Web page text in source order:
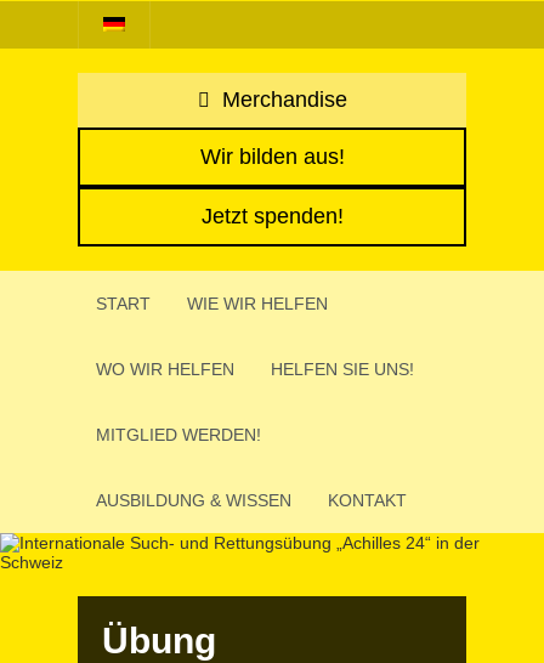
Merchandise
Wir bilden aus!
Jetzt spenden!
START WIE WIR HELFEN
WO WIR HELFEN HELFEN SIE UNS!
MITGLIED WERDEN!
AUSBIL­DUNG & WISSEN KONTAKT
Übung